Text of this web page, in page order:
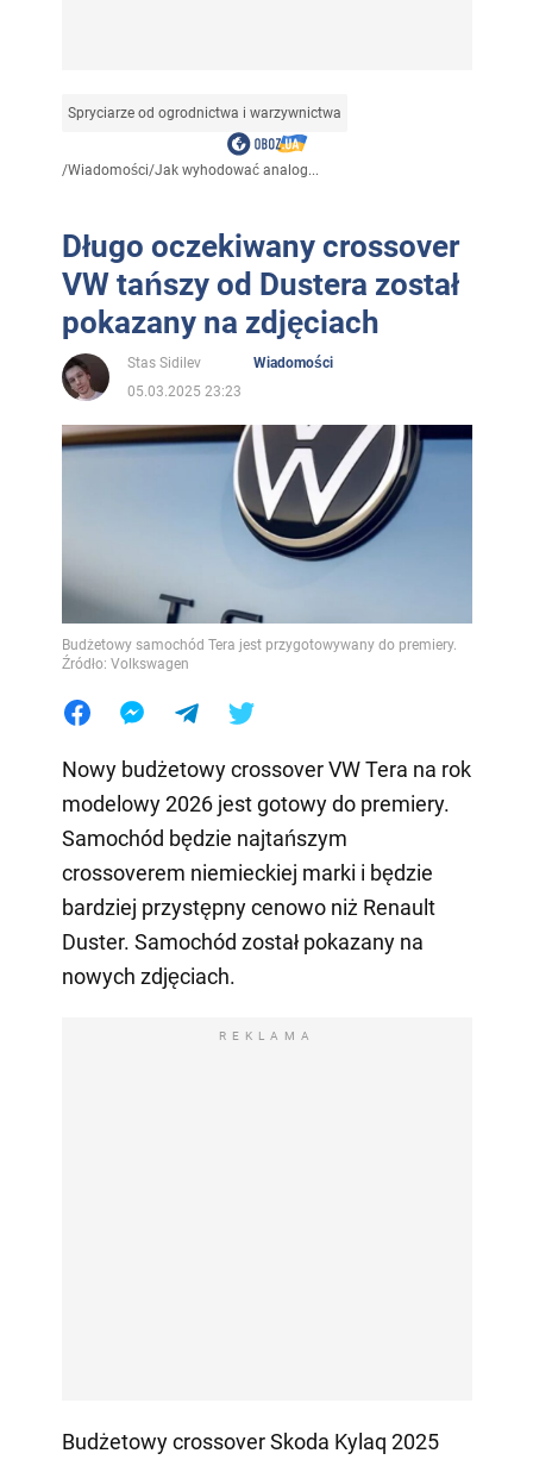
Spryciarze od ogrodnictwa i warzywnictwa
/Wiadomości/Jak wyhodować analog...
Długo oczekiwany crossover
VW tańszy od Dustera został
pokazany na zdjęciach
Stas Sidilev
Wiadomości
05.03.2025 23:23
Budżetowy samochód Tera jest przygotowywany do premiery.
Źródło: Volkswagen
Nowy budżetowy crossover VW Tera na rok
modelowy 2026 jest gotowy do premiery.
Samochód będzie najtańszym
crossoverem niemieckiej marki i będzie
bardziej przystępny cenowo niż Renault
Duster. Samochód został pokazany na
nowych zdjęciach.
REKLAMA
Budżetowy crossover Skoda Kylaq 2025